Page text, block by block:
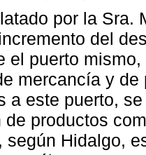
por la Sra.
del
el puerto
mercancía y
a este puerto,
de productos
según Hidalgo,